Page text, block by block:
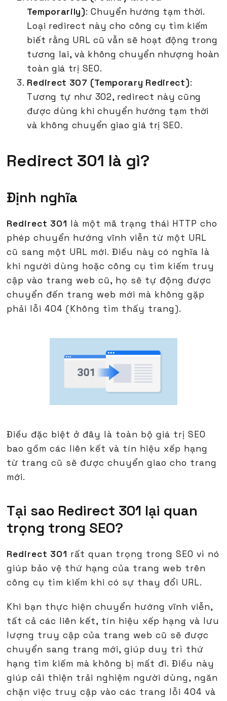
Temporarily): Chuyển hướng tạm thời.
Loại redirect này cho công cụ tìm kiếm
biết rằng URL cũ vẫn sẽ hoạt động trong
tương lai, và không chuyển nhượng hoàn
toàn giá trị SEO.
Redirect 307 (Temporary Redirect):
Tương tự như 302, redirect này cũng
được dùng khi chuyển hướng tạm thời
và không chuyển giao giá trị SEO.
Redirect 301 là gì?
Định nghĩa
Redirect 301 là một mã trạng thái HTTP cho
phép chuyển hướng vĩnh viễn từ một URL
cũ sang một URL mới. Điều này có nghĩa là
khi người dùng hoặc công cụ tìm kiếm truy
cập vào trang web cũ, họ sẽ tự động được
chuyển đến trang web mới mà không gặp
phải lỗi 404 (Không tìm thấy trang).
Điều đặc biệt ở đây là toàn bộ giá trị SEO
bao gồm các liên kết và tín hiệu xếp hạng
từ trang cũ sẽ được chuyển giao cho trang
mới.
Tại sao Redirect 301 lại quan
trọng trong SEO?
Redirect 301 rất quan trọng trong SEO vì nó
giúp bảo vệ thứ hạng của trang web trên
công cụ tìm kiếm khi có sự thay đổi URL.
Khi bạn thực hiện chuyển hướng vĩnh viễn,
tất cả các liên kết, tín hiệu xếp hạng và lưu
lượng truy cập của trang web cũ sẽ được
chuyển sang trang mới, giúp duy trì thứ
hạng tìm kiếm mà không bị mất đi. Điều này
giúp cải thiện trải nghiệm người dùng, ngăn
chặn việc truy cập vào các trang lỗi 404 và